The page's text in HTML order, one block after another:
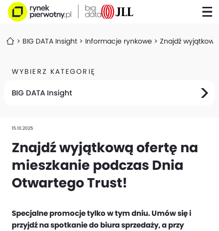
BIG DATA Insight Informacje rynkowe Znajdź
WYBIERZ KATEGORIĘ
BIG DATA Insight
15.10.2025
Znajdź wyjątkową ofertę na
mieszkanie podczas Dnia
Otwartego Trust!
Specjalne promocje tylko w tym dniu. Umów się i
przyjdź na spotkanie do biura sprzedaży, a przy